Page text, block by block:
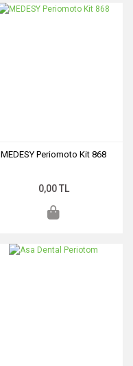
MEDESY Periomoto Kit 868
0,00 TL